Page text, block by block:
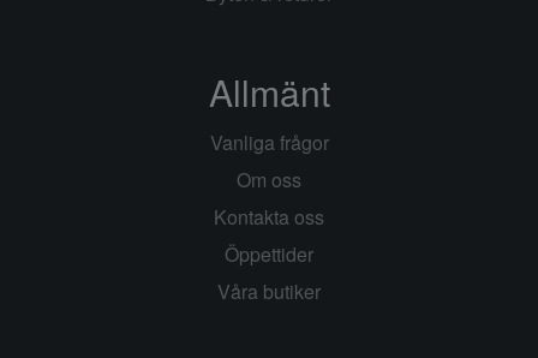
Allmänt
Vanliga frågor
Om oss
Kontakta oss
Öppettider
Våra butiker